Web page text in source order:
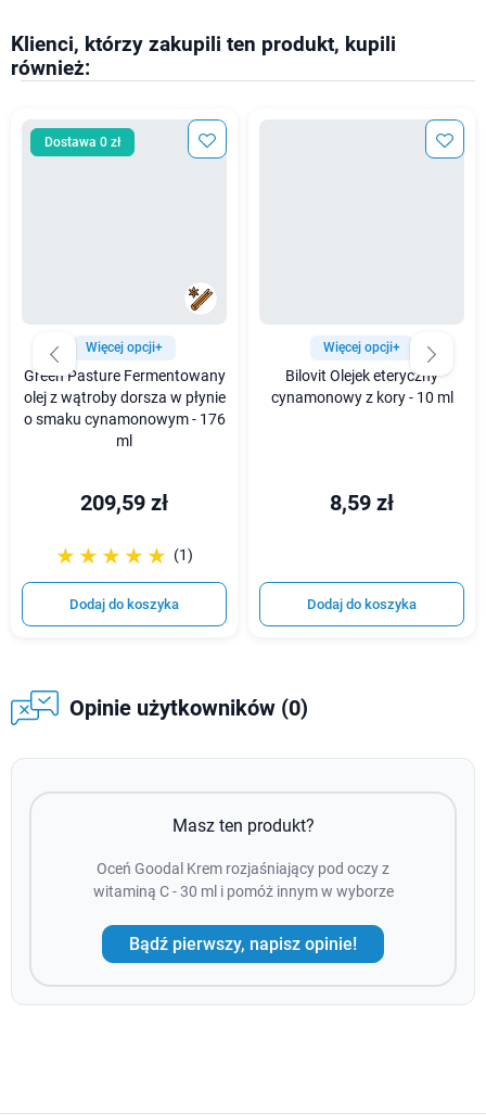
Klienci, którzy zakupili ten produkt, kupili
również:
Dostawa 0 zł
Więcej opcji+
Green Pasture Fermentowany
olej z wątroby dorsza w płynie
o smaku cynamonowym - 176
ml
209,59 zł
☆☆☆☆☆
★★★★★ (1)
Dodaj do koszyka
Więcej opcji+
Bilovit Olejek eteryczny
cynamonowy z kory - 10 ml
8,59 zł
Dodaj do koszyka
Opinie użytkowników (0)
Masz ten produkt?
Oceń Goodal Krem rozjaśniający pod oczy z
witaminą C - 30 ml i pomóż innym w wyborze
Bądź pierwszy, napisz opinie!